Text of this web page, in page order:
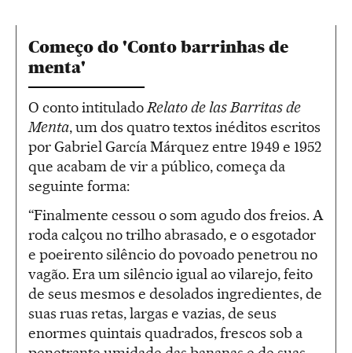
Começo do 'Conto barrinhas de
menta'
O conto intituladoRelato de las Barritas de
Menta, um dos quatro textos inéditos escritos
por Gabriel García Márquez entre 1949 e 1952
que acabam de vir a público, começa da
seguinte forma:
“Finalmente cessou o som agudo dos freios. A
roda calçou no trilho abrasado, e o esgotador
e poeirento silêncio do povoado penetrou no
vagão. Era um silêncio igual ao vilarejo, feito
de seus mesmos e desolados ingredientes, de
suas ruas retas, largas e vazias, de seus
enormes quintais quadrados, frescos sob a